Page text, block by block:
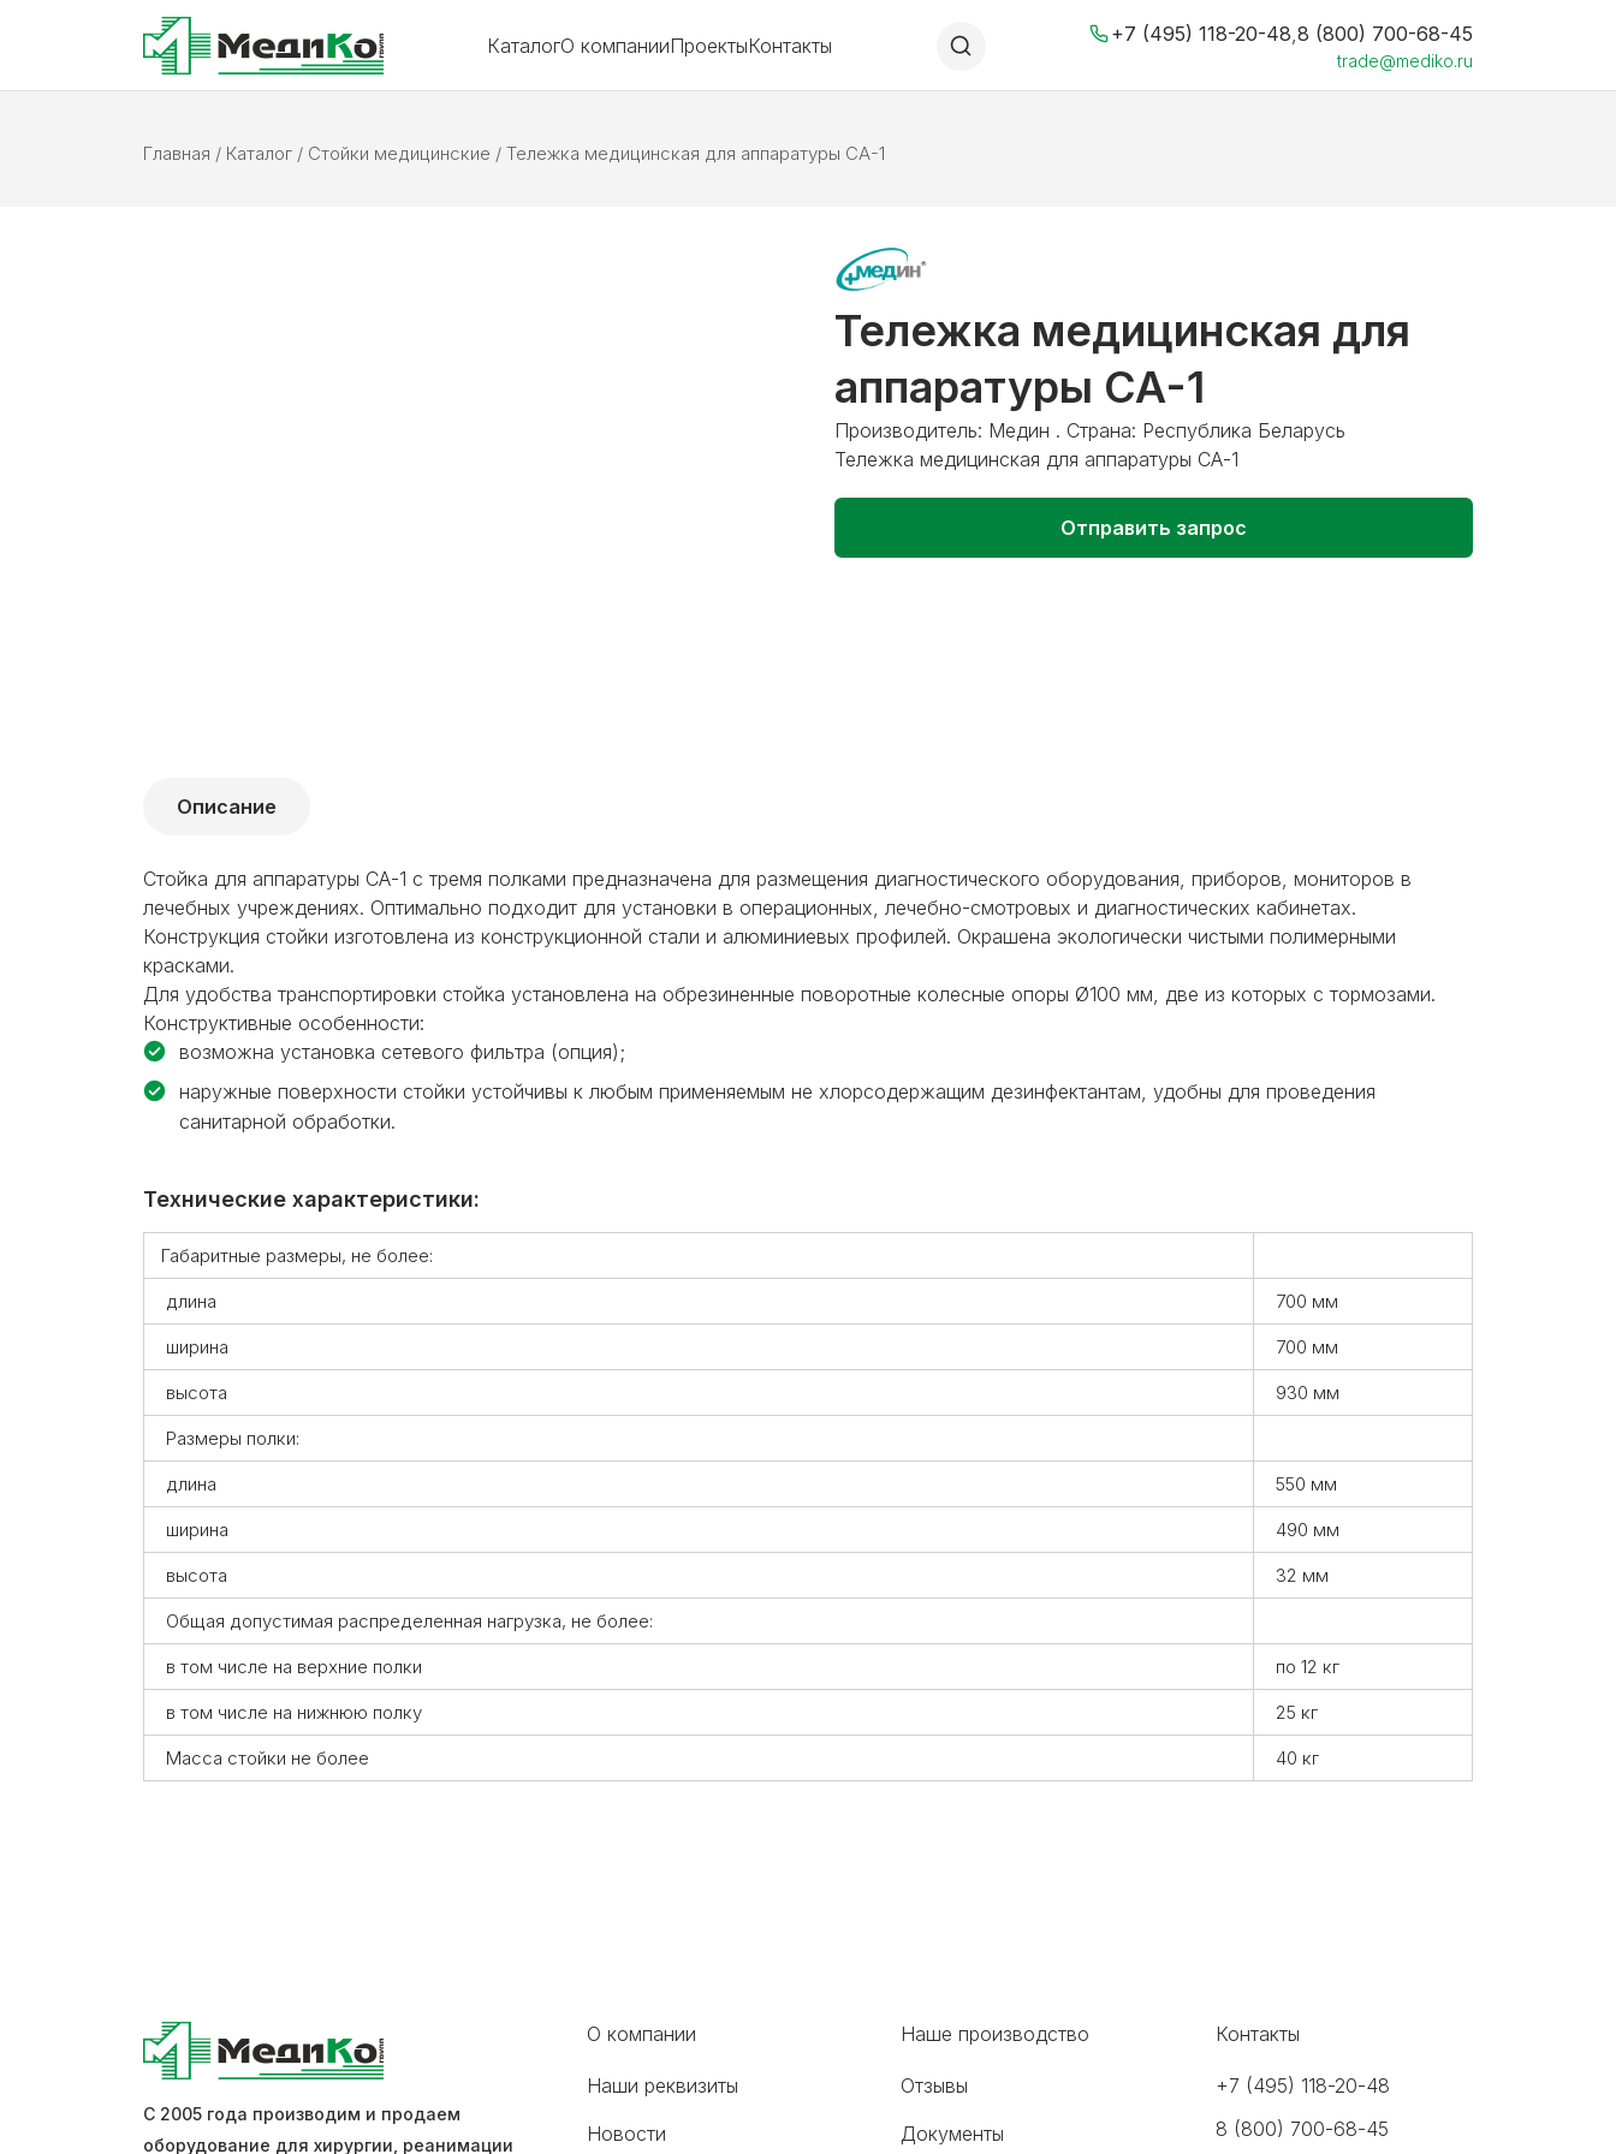
КаталогО компанииПроектыКонтакты
+7 (495) 118-20-48 8 (800) 700-68-45
trade@mediko.ru
Главная / Каталог / Стойки медицинские / Тележка медицинская для аппаратуры СА-1
Тележка медицинская для
аппаратуры СА-1
Производитель: Медин . Страна: Республика Беларусь
Тележка медицинская для аппаратуры СА-1
Отправить запрос
Описание
Стойка для аппаратуры СА-1 с тремя полками предназначена для размещения диагностического оборудования, приборов, мониторов в
лечебных учреждениях. Оптимально подходит для установки в операционных, лечебно-смотровых и диагностических кабинетах.
Конструкция стойки изготовлена из конструкционной стали и алюминиевых профилей. Окрашена экологически чистыми полимерными
красками.
Для удобства транспортировки стойка установлена на обрезиненные поворотные колесные опоры Ø100 мм, две из которых с тормозами.
Конструктивные особенности:
возможна установка сетевого фильтра (опция);
наружные поверхности стойки устойчивы к любым применяемым не хлорсодержащим дезинфектантам, удобны для проведения
санитарной обработки.
Технические характеристики:
Габаритные размеры, не более:
длина
700 мм
ширина
700 мм
высота
930 мм
Размеры полки:
длина
550 мм
ширина
490 мм
высота
32 мм
Общая допустимая распределенная нагрузка, не более:
в том числе на верхние полки
по 12 кг
в том числе на нижнюю полку
25 кг
Масса стойки не более
40 кг
С 2005 года производим и продаем
оборудование для хирургии, реанимации
О компании
Наши реквизиты
Новости
Наше производство
Отзывы
Документы
Контакты
+7 (495) 118-20-48
8 (800) 700-68-45